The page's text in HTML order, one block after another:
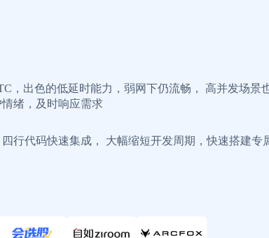
，出色的低延时能力，弱网下仍流畅， 高并发场景
绪，及时响应需求
行代码快速集成， 大幅缩短开发周期，快速搭建专